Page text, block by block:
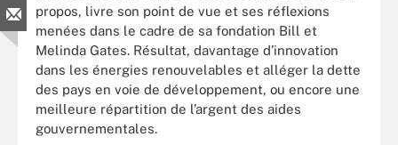
propos, livre son point de vue et ses réflexions
menées dans le cadre de sa fondation Bill et
Melinda Gates. Résultat, davantage d’innovation
dans les énergies renouvelables et alléger la dette
des pays en voie de développement, ou encore une
meilleure répartition de l’argent des aides
gouvernementales.